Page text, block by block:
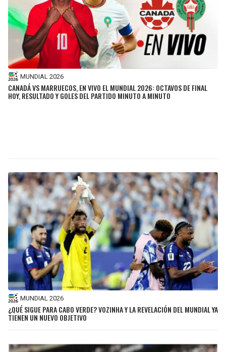
MUNDIAL 2026
CANADÁ VS MARRUECOS, EN VIVO EL MUNDIAL 2026: OCTAVOS DE FINAL
HOY, RESULTADO Y GOLES DEL PARTIDO MINUTO A MINUTO
MUNDIAL 2026
¿QUÉ SIGUE PARA CABO VERDE? VOZINHA Y LA REVELACIÓN DEL MUNDIAL YA
TIENEN UN NUEVO OBJETIVO